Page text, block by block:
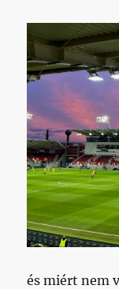
és miért nem